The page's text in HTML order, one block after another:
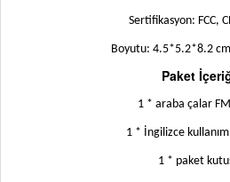
Sertifikasyon: FCC,
Boyutu: 4.5*5.2*8.2
Paket
1 * araba çalar
1 * İngilizce kullanım
1 * paket